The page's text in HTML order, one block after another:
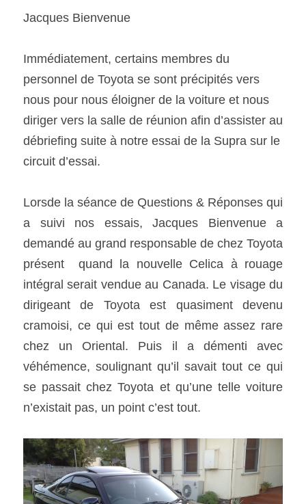
Jacques Bienvenue
Immédiatement, certains membres du
personnel de Toyota se sont précipités vers
nous pour nous éloigner de la voiture et nous
diriger vers la salle de réunion afin d’assister au
débriefing suite à notre essai de la Supra sur le
circuit d’essai.
Lorsde la séance de Questions & Réponses qui
a suivi nos essais, Jacques Bienvenue a
demandé au grand responsable de chez Toyota
présent  quand la nouvelle Celica à rouage
intégral serait vendue au Canada. Le visage du
dirigeant de Toyota est quasiment devenu
cramoisi, ce qui est tout de même assez rare
chez un Oriental. Puis il a démenti avec
véhémence, soulignant qu’il savait tout ce qui
se passait chez Toyota et qu’une telle voiture
n’existait pas, un point c’est tout.